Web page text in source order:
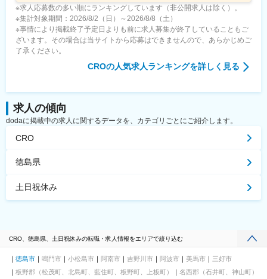
※求人応募数の多い順にランキングしています（非公開求人は除く）。
※集計対象期間：2026/8/2（日）～2026/8/8（土）
※事情により掲載終了予定日よりも前に求人募集が終了していることもご
ざいます。その場合は当サイトから応募はできませんので、あらかじめご
了承ください。
CROの人気求人ランキングを詳しく見る
求人の傾向
dodaに掲載中の求人に関するデータを、カテゴリごとにご紹介します。
CRO
徳島県
土日祝休み
CRO、徳島県、土日祝休みの転職・求人情報をエリアで絞り込む
徳島市 鳴門市 小松島市 阿南市 吉野川市 阿波市 美馬市
三好市
板野郡（松茂町、北島町、藍住町、板野町、上板町）
名西郡（石井町、神山町）